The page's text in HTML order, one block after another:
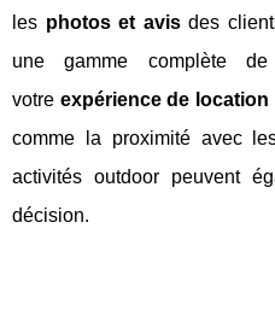
les photos et avisdes
une gamme complète
votre expérience de location
comme la proximité avec
activités outdoor peuvent
décision.